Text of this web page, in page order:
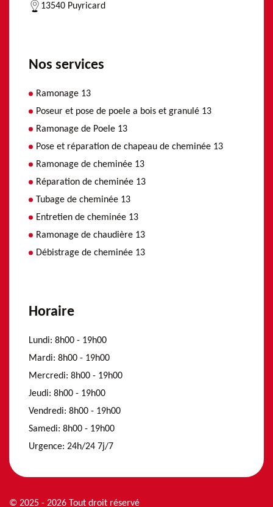
13540 Puyricard
Nos services
Ramonage 13
Poseur et pose de poele a bois et granulé 13
Ramonage de Poele 13
Pose et réparation de chapeau de cheminée 13
Ramonage de cheminée 13
Réparation de cheminée 13
Tubage de cheminée 13
Entretien de cheminée 13
Ramonage de chaudière 13
Débistrage de cheminée 13
Horaire
Lundi: 8h00 - 19h00
Mardi: 8h00 - 19h00
Mercredi: 8h00 - 19h00
Jeudi: 8h00 - 19h00
Vendredi: 8h00 - 19h00
Samedi: 8h00 - 19h00
Urgence: 24h/24 7j/7
© 2025 - 2026 Tout droit réservé